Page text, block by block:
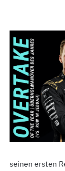
seinen ersten